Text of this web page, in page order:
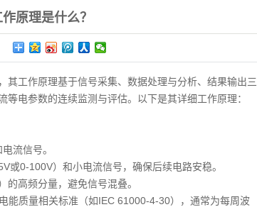
原理是什么？
其工作原理基于信号采集、数据处理与分析、结果输出三
电参数的连续监测与评估。以下是其详细工作原理：
流信号。
0-100V）和小电流信号，确保后续电路安稳。
高频分量，避免信号混叠。
能质量相关标准（如IEC 61000-4-30），通常为每周波